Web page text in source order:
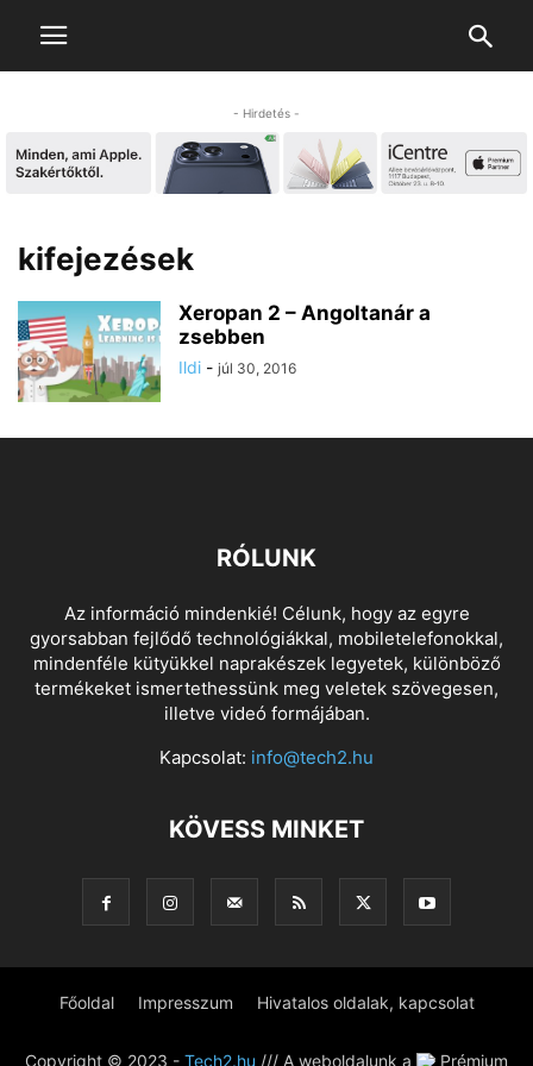
- Hirdetés -
kifejezések
Xeropan 2 – Angoltanár a
zsebben
Ildi - júl 30, 2016
RÓLUNK
Az információ mindenkié! Célunk, hogy az egyre
gyorsabban fejlődő technológiákkal, mobiletelefonokkal,
mindenféle kütyükkel naprakészek legyetek, különböző
termékeket ismertethessünk meg veletek szövegesen,
illetve videó formájában.
Kapcsolat: info@tech2.hu
KÖVESS MINKET
Főoldal Impresszum Hivatalos oldalak, kapcsolat
Copyright © 2023 - Tech2.hu /// A weboldalunk a Prémium